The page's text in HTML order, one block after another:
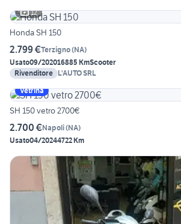
12
Honda SH 150
2.799 €Terzigno(NA)
Usato09/202016885 KmScooter
Rivenditore L'AUTO SRL
Vetrina
SH 150 vetro 2700€
2.700 €Napoli(NA)
Usato04/20244722 Km